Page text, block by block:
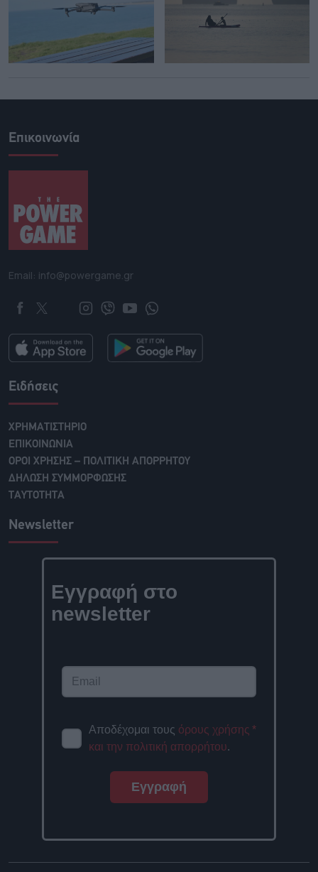
Επικοινωνία
Email: info@powergame.gr
Ειδήσεις
ΧΡΗΜΑΤΙΣΤΗΡΙΟ
ΕΠΙΚΟΙΝΩΝΙΑ
ΟΡΟΙ ΧΡΗΣΗΣ – ΠΟΛΙΤΙΚΗ ΑΠΟΡΡΗΤΟΥ
ΔΗΛΩΣΗ ΣΥΜΜΟΡΦΩΣΗΣ
ΤΑΥΤΟΤΗΤΑ
Newsletter
Εγγραφή στο
newsletter
Αποδέχομαι τους όρους χρήσης
και την πολιτική απορρήτου.
*
Εγγραφή